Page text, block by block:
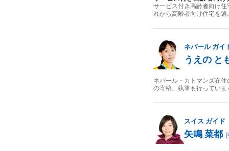
サービス付き高齢者向け
れから高齢者向け住宅を
ネパールガイ
うえの と
ネパール・カトマンズ在
の寄稿、執筆も行っていま
スイス ガイド
矢鳴 菜都 (